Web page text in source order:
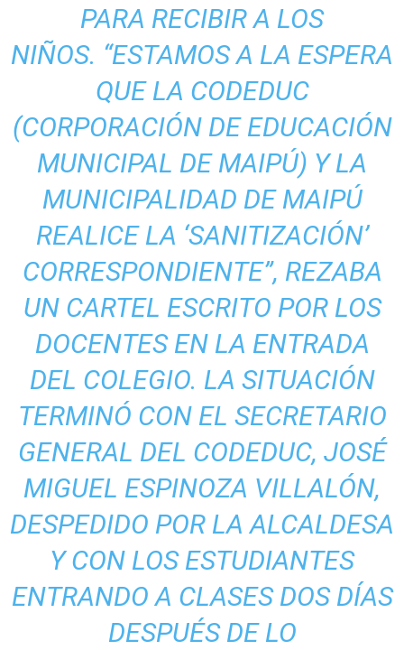
PARA RECIBIR A LOS
NIÑOS. “ESTAMOS A LA ESPERA
QUE LA CODEDUC
(CORPORACIÓN DE EDUCACIÓN
MUNICIPAL DE MAIPÚ) Y LA
MUNICIPALIDAD DE MAIPÚ
REALICE LA ‘SANITIZACIÓN’
CORRESPONDIENTE”, REZABA
UN CARTEL ESCRITO POR LOS
DOCENTES EN LA ENTRADA
DEL COLEGIO. LA SITUACIÓN
TERMINÓ CON EL SECRETARIO
GENERAL DEL CODEDUC, JOSÉ
MIGUEL ESPINOZA VILLALÓN,
DESPEDIDO POR LA ALCALDESA
Y CON LOS ESTUDIANTES
ENTRANDO A CLASES DOS DÍAS
DESPUÉS DE LO